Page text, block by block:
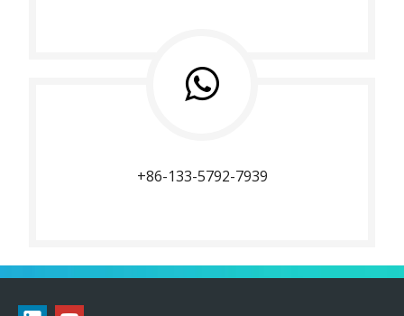
+86-133-5792-7939